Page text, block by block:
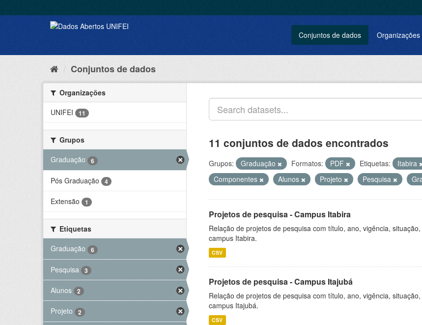
Conjuntos de dados Organizações
Conjuntos de dados
Organizações
UNIFEI
11
Grupos
Graduação
6
Pós Graduação 4
Extensão 1
Etiquetas
Graduação
6
Pesquisa 3
Alunos 2
Projeto 2
11 conjuntos de dados encontrados
Grupos: Graduação Formatos: PDF Etiquetas:
Itabira
Componentes
Alunos Projeto Pesquisa
Projetos de pesquisa - Campus Itabira
Relação de projetos de pesquisa com título, ano, vigência,
campus Itabira.
CSV
Projetos de pesquisa - Campus Itajubá
Relação de projetos de pesquisa com título, ano, vigência,
campus Itajubá.
CSV